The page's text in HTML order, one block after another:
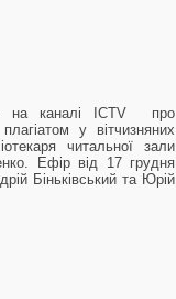
на каналі ICTV про
у вітчизняних
читальної зали
Ефір від 17 грудня
Біньківський та Юрій